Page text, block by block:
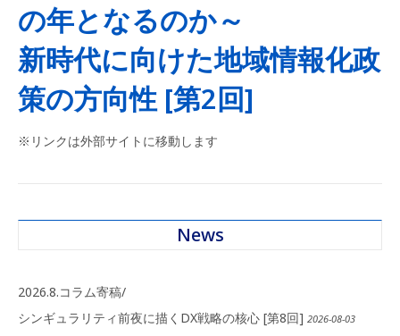
の年となるのか～
新時代に向けた地域情報化政
策の方向性 [第2回]
※リンクは外部サイトに移動します
News
2026.8.コラム寄稿/
シンギュラリティ前夜に描くDX戦略の核心 [第8回] 2026-08-03